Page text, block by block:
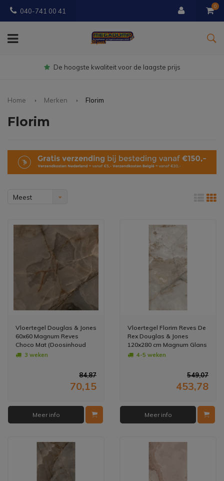
040-741 00 41
0
Gratisbezorgd vanaf € 150
Home Merken Florim
Florim
Meest
Vloertegel Douglas & Jones
60x60 Magnum Reves
Choco Mat (Doosinhoud
1.08 m2)
3 weken
84,87
70,15
Meer info
Vloertegel Florim Reves De
Rex Douglas & Jones
120x280 cm Magnum Glans
Noisette (Prijs per M2)
4-5 weken
549,07
453,78
Meer info